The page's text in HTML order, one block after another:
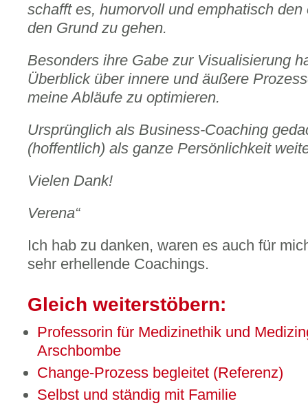
schafft es, humorvoll und emphatisch den
den Grund zu gehen.
Besonders ihre Gabe zur Visualisierung
Überblick über innere und äußere
meine Abläufe zu optimieren.
Ursprünglich als Business-Coaching
(hoffentlich) als ganze Persönlichkeit
Vielen Dank!
Verena“
Ich hab zu danken, waren es auch für
sehr erhellende Coachings.
Gleich weiterstöbern:
Professorin für Medizinethik und
Arschbombe
Change-Prozess begleitet (Referenz)
Selbst und ständig mit Familie